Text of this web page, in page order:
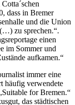
dass in Bremer
und die Union
zu sprechen.“.
einen
im Sommer und
aufkamen.“
immer eine
häufig verwendete
for Bremen.“
das städtischen